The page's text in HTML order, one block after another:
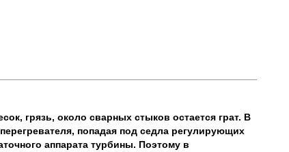
грязь, около сварных стыков остается грат. В
попадая под седла регулирующих
аппарата турбины. Поэтому в